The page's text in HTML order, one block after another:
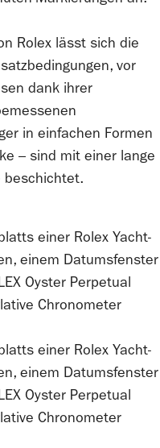
Rolex lässt sich die
vor
dank ihrer
in einfachen Formen
– sind mit einer lange
beschichtet.